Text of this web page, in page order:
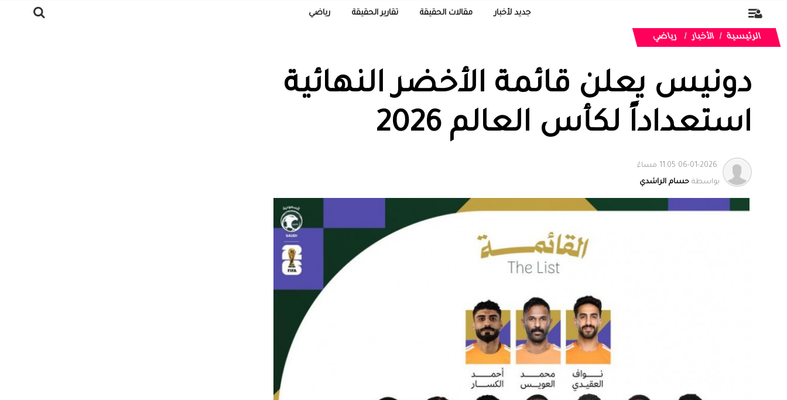
جديد لأخبار مقالات الحقيقة تقارير الحقيقة رياضي
الرئيسية الأخبار رياضي
دونيس يعلن قائمة الأخضر النهائية
استعداداً لكأس العالم 2026
بواسطة حسام الراشدي